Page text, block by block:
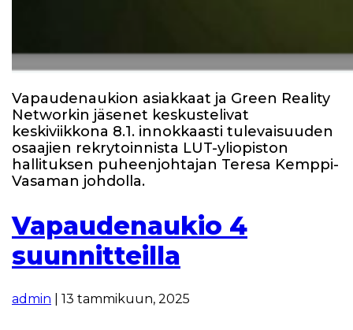
Vapaudenaukion asiakkaat ja Green Reality
Networkin jäsenet keskustelivat
keskiviikkona 8.1. innokkaasti tulevaisuuden
osaajien rekrytoinnista LUT-yliopiston
hallituksen puheenjohtajan Teresa Kemppi-
Vasaman johdolla.
Vapaudenaukio 4
suunnitteilla
admin 13 tammikuun, 2025